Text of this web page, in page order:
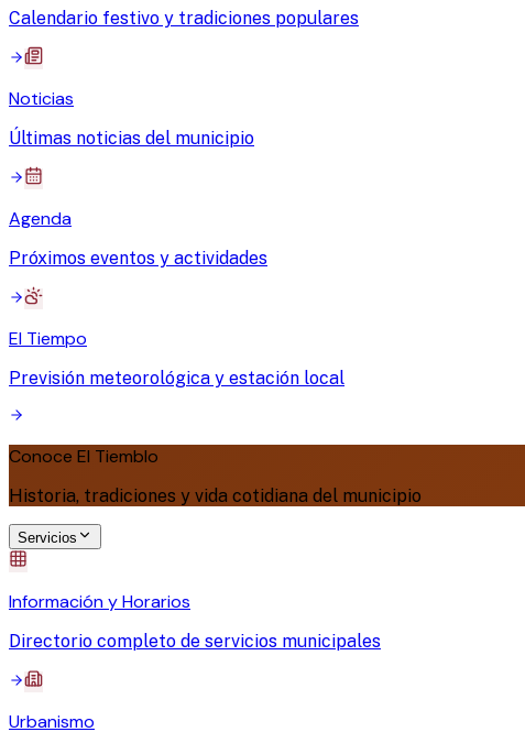
Calendario festivo y tradiciones populares
Noticias
Últimas noticias del municipio
Agenda
Próximos eventos y actividades
El Tiempo
Previsión meteorológica y estación local
Conoce El Tiemblo
Historia, tradiciones y vida cotidiana del municipio
Servicios
Información y Horarios
Directorio completo de servicios municipales
Urbanismo